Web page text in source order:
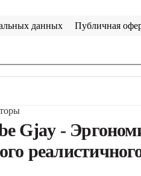
данных Публичная
Gjay -